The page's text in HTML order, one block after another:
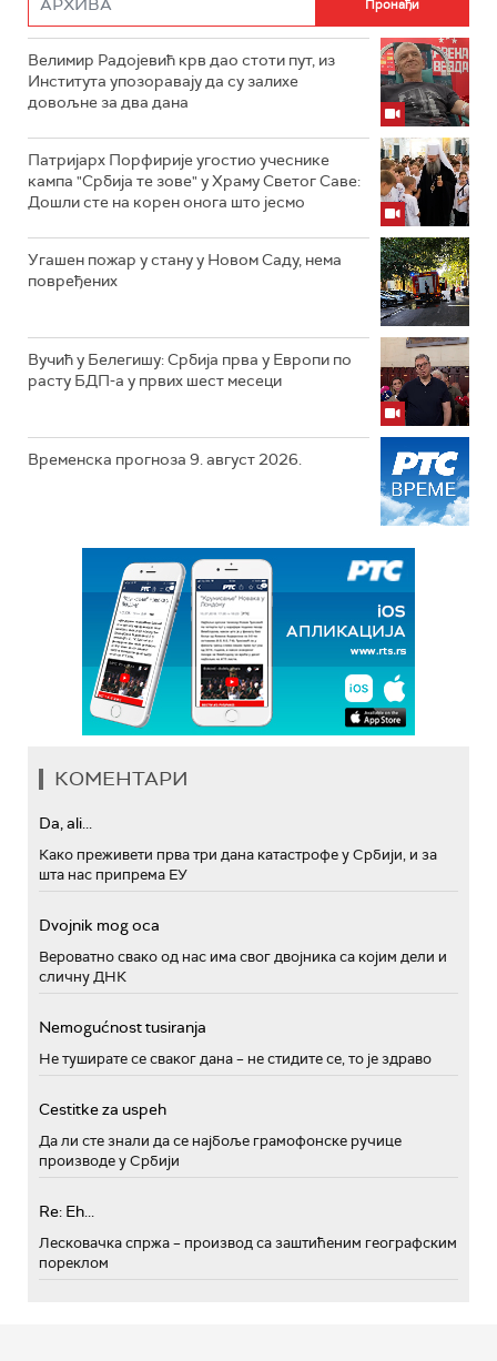
Велимир Радојевић крв дао стоти пут, из
Института упозоравају да су залихе
довољне за два дана
Патријарх Порфирије угостио учеснике
кампа "Србија те зове" у Храму Светог Саве:
Дошли сте на корен онога што јесмо
Угашен пожар у стану у Новом Саду, нема
повређених
Вучић у Белегишу: Србија прва у Европи по
расту БДП-а у првих шест месеци
Временска прогноза 9. август 2026.
КОМЕНТАРИ
Da, ali...
Како преживети прва три дана катастрофе у Србији, и за
шта нас припрема ЕУ
Dvojnik mog oca
Вероватно свако од нас има свог двојника са којим дели и
сличну ДНК
Nemogućnost tusiranja
Не туширате се сваког дана – не стидите се, то је здраво
Cestitke za uspeh
Да ли сте знали да се најбоље грамофонске ручице
производе у Србији
Re: Eh...
Лесковачка спржа – производ са заштићеним географским
пореклом